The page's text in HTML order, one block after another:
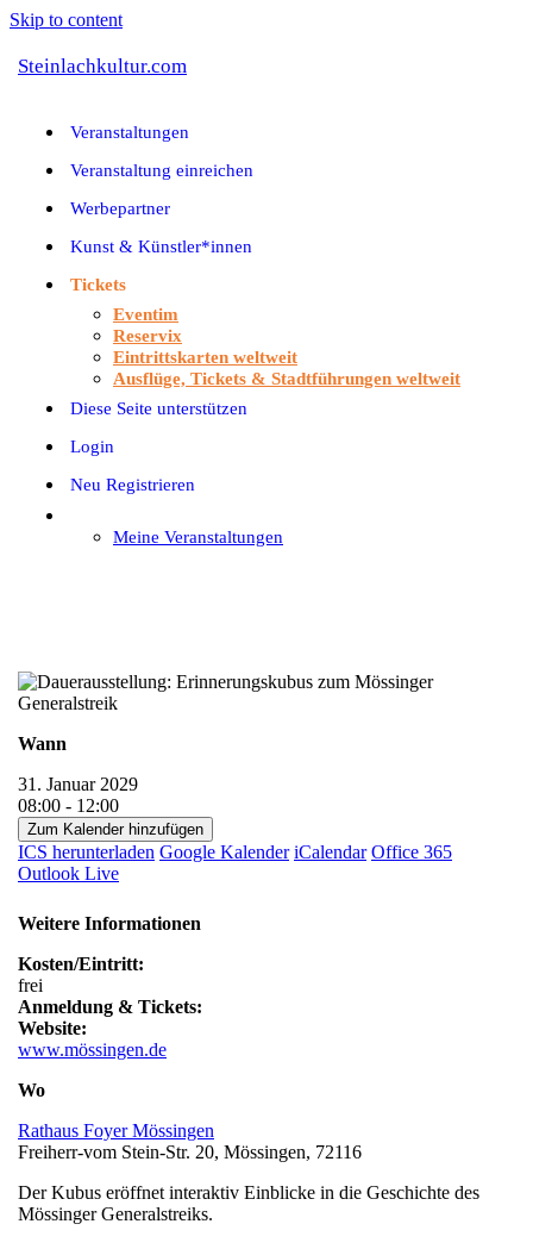
Skip to content
Steinlachkultur.com
Veranstaltungen
Veranstaltung einreichen
Werbepartner
Kunst & Künstler*innen
Tickets
Eventim
Reservix
Eintrittskarten weltweit
Ausflüge, Tickets & Stadtführungen weltweit
Diese Seite unterstützen
Login
Neu Registrieren
Meine Veranstaltungen
Wann
31. Januar 2029
08:00 - 12:00
Zum Kalender hinzufügen
ICS herunterladen Google Kalender iCalendar Office 365
Outlook Live
Weitere Informationen
Kosten/Eintritt:
frei
Anmeldung & Tickets:
Website:
www.mössingen.de
Wo
Rathaus Foyer Mössingen
Freiherr-vom Stein-Str. 20, Mössingen, 72116
Der Kubus eröffnet interaktiv Einblicke in die Geschichte des
Mössinger Generalstreiks.